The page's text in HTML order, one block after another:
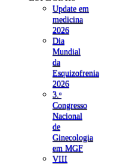
Update em
medicina
2026
Dia
Mundial
da
Esquizofrenia
2026
3.ᵒ
Congresso
Nacional
de
Ginecologia
em MGF
VIII